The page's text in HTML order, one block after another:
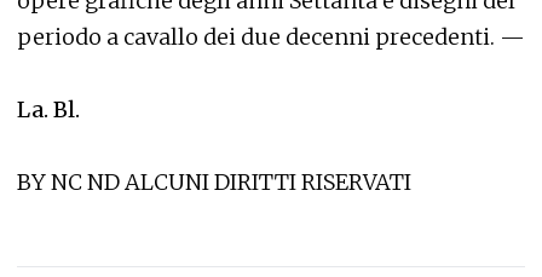
periodo a cavallo dei due decenni precedenti. —
La. Bl.
BY NC ND ALCUNI DIRITTI RISERVATI